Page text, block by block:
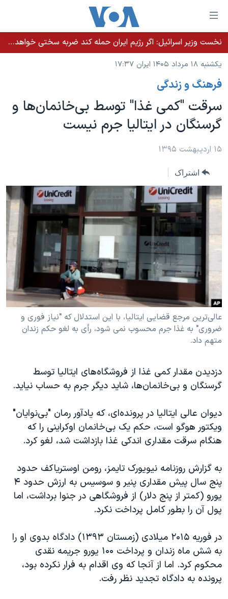
لینکهای
قابل
دسترسی
جهش
محتوای
اصلی
جهش
صفحه
جهش
به
جستجو
خانه
نسخه سبک وب‌سایت
موضوع ها
ایران
آمریکا
جهان
ویژه برنامه‌ها
ویدیوها
فرهنگ و زندگی
حقوق شهروندی
اقتصادی
علم و فناوری
اسرائیل در جنگ
گالری عکس
آرشیو پخش زنده
برنامه های تلویزیونی
جدول برنامه ها
صفحه‌های ویژه
۲۵۰سالگی آمریکا
بایگانی برنامه‌های تلویزیونی
مستندها
انتخابات ریاست جمهوری آمریکا ۲۰۲۴
حمله جمهوری اسلامی به اسرائیل
رمز مهسا
ورزش زنان در ایران
اعتراضات زن، زندگی، آزادی
مجموعه مستندهای دادخواهی
تریبونال مردمی آبان ۹۸
دادگاه حمید نوری
قانون شفافیت دارائی کادر رهبری ایران
اعتراضات مردمی آبان ۹۸
نرگس محمدی برنده جایزه نوبل صلح
همایش محافظه‌کاران آمریکا «سی‌پک»
صفحه‌های ویژه
سفر پرزیدنت ترامپ به چین
فرکانس‌های صدای آمریکا
پخش رادیویی
یادگیری زبان انگلیسی
دنبال کنید
زبانهای مختلف
نخست وزیر اسرائيل: اگر رژیم ایران حمله کند ضربه سختی خواهد خورد
یکشنبه ۱۸ مرداد ۱۴۰۵ ایران ۱۷:۳۷
فرهنگ و زندگی
سرقت "کمی غذا" توسط بی‌خانمان‌ها و
گرسنگان در ایتالیا جرم نیست
۱۵ اردیبهشت ۱۳۹۵
اشتراک
عالی‌ترین مرجع قضایی ایتالیا، با این استدلال که "نیاز فوری و
ضروری" به غذا جرم محسوب نمی شود، رأی به لغو حکم زندان
متهم داد.
دزدیدن مقدار کمی غذا از فروشگاه‌های ایتالیا توسط
گرسنگان و بی‌خانمان‌ها، شاید دیگر جرم به حساب نیاید.
دیوان عالی ایتالیا در پرونده‌ای، که یادآور رمان "بی‌نوایان"
ویکتور هوگو است، حکم یک بی‌خانمان اوکراینی را که
هنگام سرقت مقداری اندکی غذا بازداشت شد، لغو کرد.
به گزارش روزنامه نیویورک تایمز، رومن اوستریاکف حدود
پنج سال پیش مقداری پنیر و سوسیس به ارزش حدود ۴
یورو (کمتر از پنج دلار) از فروشگاهی در جنوا برداشت، اما
پول آن را بطور کامل پرداخت نکرد.
در فوریه ۲۰۱۵ میلادی (زمستان ۱۳۹۳) دادگاه بدوی او را
به شش ماه زندان و پرداخت ۱۰۰ یورو جریمه نقدی
محکوم کرد. اما از آنجا که وی اقدام به فرار نکرده بود،
پرونده به دادگاه تجدید نظر رفت.